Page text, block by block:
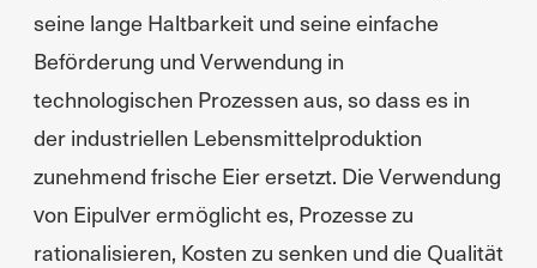
seine lange Haltbarkeit und seine einfache
Beförderung und Verwendung in
technologischen Prozessen aus, so dass es in
der industriellen Lebensmittelproduktion
zunehmend frische Eier ersetzt. Die Verwendung
von Eipulver ermöglicht es, Prozesse zu
rationalisieren, Kosten zu senken und die Qualität